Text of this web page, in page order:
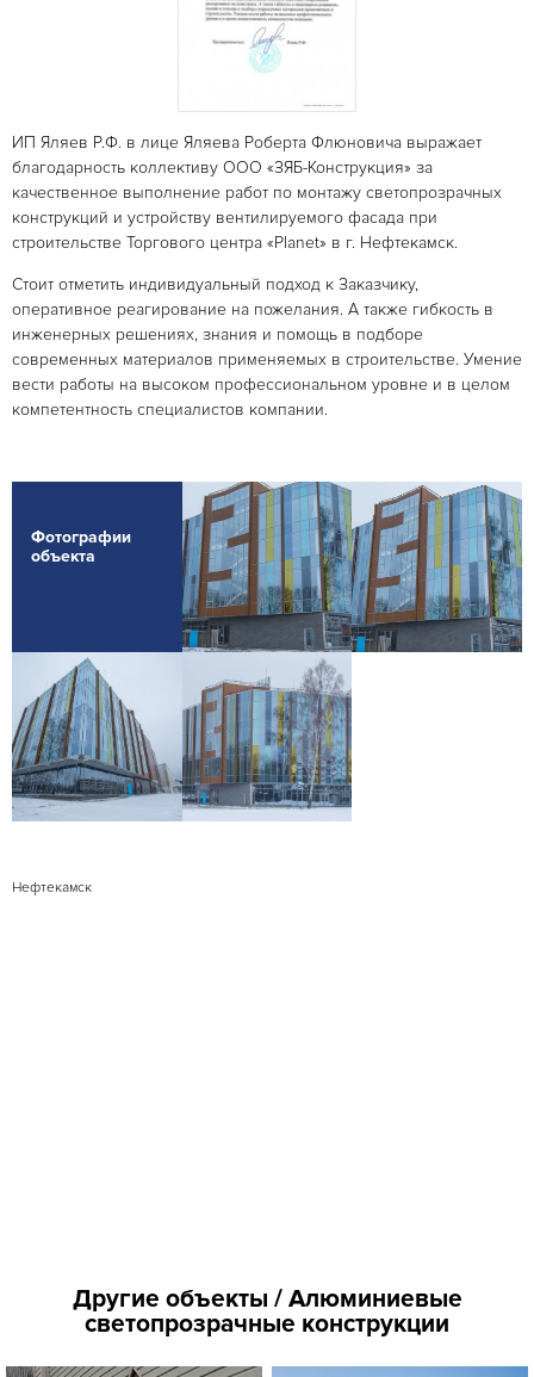
ИП Яляев Р.Ф. в лице Яляева Роберта Флюновича выражает
благодарность коллективу ООО «ЗЯБ-Конструкция» за
качественное выполнение работ по монтажу светопрозрачных
конструкций и устройству вентилируемого фасада при
строительстве Торгового центра «Planet» в г. Нефтекамск.
Стоит отметить индивидуальный подход к Заказчику,
оперативное реагирование на пожелания. А также гибкость в
инженерных решениях, знания и помощь в подборе
современных материалов применяемых в строительстве. Умение
вести работы на высоком профессиональном уровне и в целом
компетентность специалистов компании.
Фотографии
объекта
Нефтекамск
Другие объекты / Алюминиевые
светопрозрачные конструкции